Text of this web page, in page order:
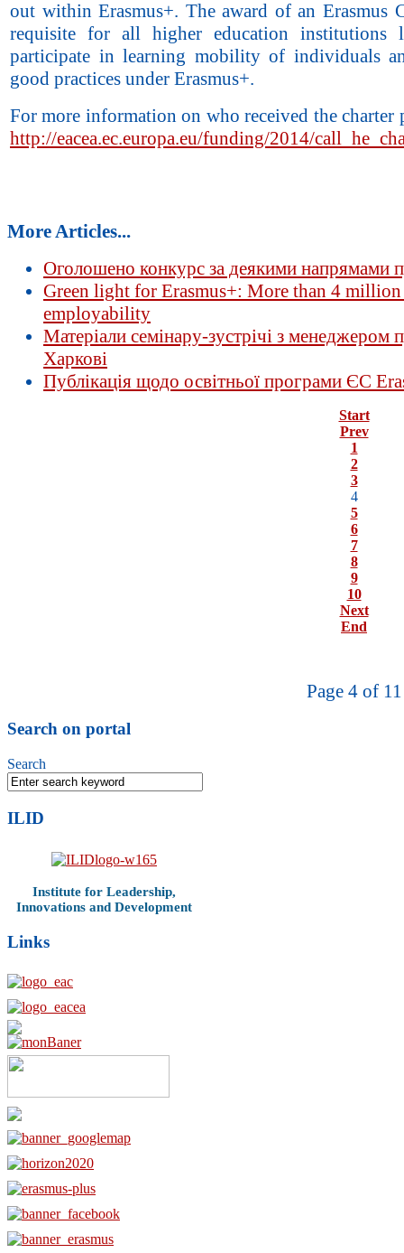
out within Erasmus+. The award of an Erasmus
requisite for all higher education institutions
participate in learning mobility of individuals
good practices under Erasmus+.
For more information on who received the charter
http://eacea.ec.europa.eu/funding/2014/
More Articles...
Оголошено конкурс за деякими
Green light for Erasmus+: More than 4
employability
Матеріали семінару-зустрічі з
Харкові
Публікація щодо освітньої програми ЄС
Start
Prev
1
2
3
4
5
6
7
8
9
10
Next
End
Page 4 of 11
Search on portal
Search
ILID
Institute for Leadership,
Innovations and Development
Links